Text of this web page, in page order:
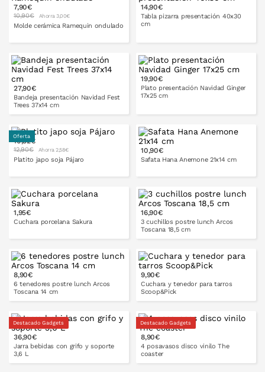
7,90€
10,90€ Ahorra 3,00€
Molde cerámica Ramequin ondulado
14,90€
Tabla pizarra presentación 40x30
cm
PONLO EN LA CESTA
27,90€
Bandeja presentación Navidad Fest
Trees 37x14 cm
PONLO EN LA CESTA
19,90€
Plato presentación Navidad Ginger
17x25 cm
PONLO EN LA CESTA
Oferta
10,32€
12,90€ Ahorra 2,58€
Platito japo soja Pájaro
10,90€
Safata Hana Anemone 21x14 cm
1,95€
Cuchara porcelana Sakura
PONLO EN LA CESTA
16,90€
3 cuchillos postre lunch Arcos
Toscana 18,5 cm
PONLO EN LA CESTA
8,90€
6 tenedores postre lunch Arcos
Toscana 14 cm
PONLO EN LA CESTA
9,90€
Cuchara y tenedor para tarros
Scoop&Pick
PONLO EN LA CESTA
Destacado Gadgets
36,90€
Jarra bebidas con grifo y soporte
3,6 L
Destacado Gadgets
8,90€
4 posavasos disco vinilo The
coaster